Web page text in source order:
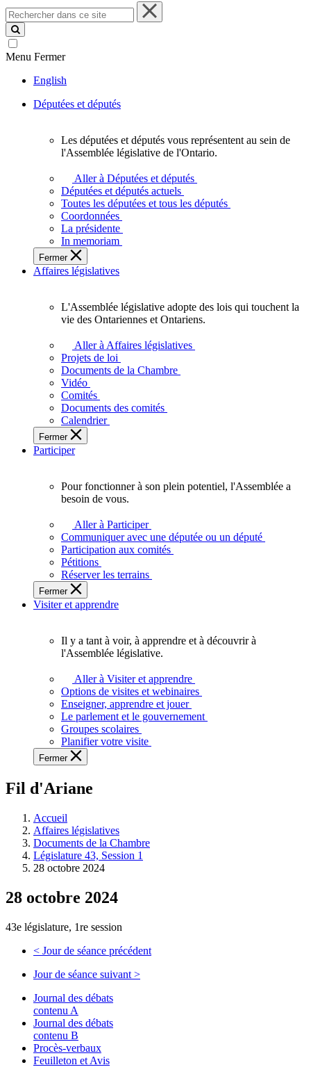
Rechercher
dans
ce
site
Menu Fermer
English
Députées et députés
députés
vous
représentent
sein
de
l'Assemblée
législative
l'Ontario.
Les députées et députés vous représentent au sein de
l'Assemblée législative de l'Ontario.
Aller à Députées et députés
Députées et députés actuels
Toutes les députées et tous les députés
Coordonnées
La présidente
In memoriam
Fermer
Affaires législatives
L'Assemblée
adopte
touchent
des
Ontariennes
et
L'Assemblée législative adopte des lois qui touchent la
vie des Ontariennes et Ontariens.
Aller à Affaires législatives
Projets de loi
Documents de la Chambre
Vidéo
Comités
Documents des comités
Calendrier
Fermer
Participer
plein
potentiel,
l'Assemblée
a
besoin
de
Pour fonctionner à son plein potentiel, l'Assemblée a
besoin de vous.
Aller à Participer
Communiquer avec une députée ou un député
Participation aux comités
Pétitions
Réserver les terrains
Fermer
Visiter et apprendre
voir,
apprendre
et
à
à
législative.
Il y a tant à voir, à apprendre et à découvrir à
l'Assemblée législative.
Aller à Visiter et apprendre
Options de visites et webinaires
Enseigner, apprendre et jouer
Le parlement et le gouvernement
Groupes scolaires
Planifier votre visite
Fermer
Fil d'Ariane
Accueil
Affaires législatives
Documents de la Chambre
Législature 43, Session 1
28 octobre 2024
28 octobre 2024
43e législature, 1re session
< Jour de séance précédent
Jour de séance suivant >
Journal des débats
contenu A
Journal des débats
contenu B
Procès-verbaux
Feuilleton et Avis